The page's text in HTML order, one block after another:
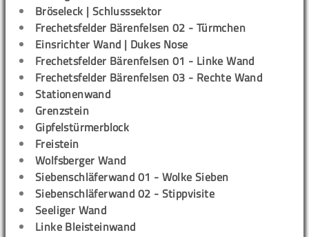
Bröseleck | Schlusssektor
Frechetsfelder Bärenfelsen 02 - Türmchen
Einsrichter Wand | Dukes Nose
Frechetsfelder Bärenfelsen 01 - Linke Wand
Frechetsfelder Bärenfelsen 03 - Rechte Wand
Stationenwand
Grenzstein
Gipfelstürmerblock
Freistein
Wolfsberger Wand
Siebenschläferwand 01 - Wolke Sieben
Siebenschläferwand 02 - Stippvisite
Seeliger Wand
Linke Bleisteinwand